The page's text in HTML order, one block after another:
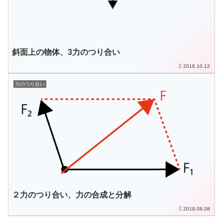
斜面上の物体、3力のつり合い
2018.10.12
力のつり合い
２力のつり合い、力の合成と分解
2018.08.08